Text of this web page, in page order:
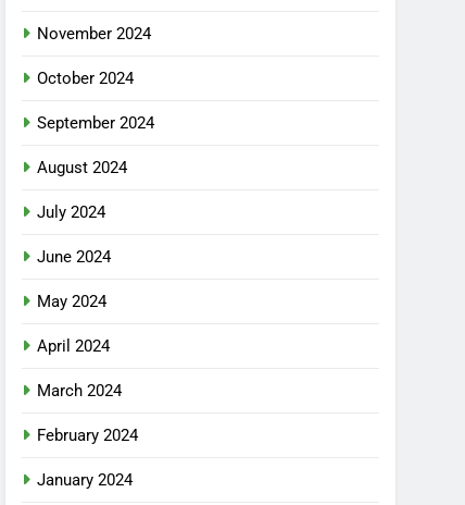
November 2024
October 2024
September 2024
August 2024
July 2024
June 2024
May 2024
April 2024
March 2024
February 2024
January 2024